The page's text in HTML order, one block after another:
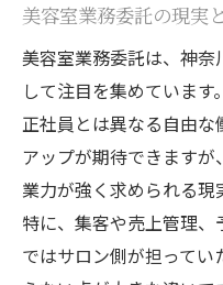
美容室業務委託の現実
美容室業務委託は、神奈
して注目を集めています
正社員とは異なる自由
アップが期待できます
業力が強く求められる現
特に、集客や売上管理
ではサロン側が担って